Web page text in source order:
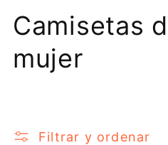
C
o
e
Camisetas
mujer
Filtrar y ordenar